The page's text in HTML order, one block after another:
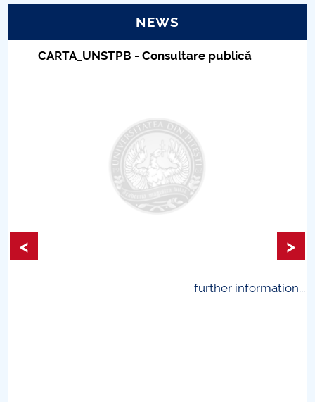
Proiect(PRIM STUD)
Personal data protection
UPIT for the community
IOSUD/CSUD – PhD studies
Comisie de etica unversitară
NEWS
- Consultare publică
further information...
Taxe de
< >